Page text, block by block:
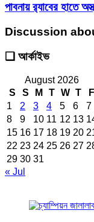
পাবনায় র‌্যাবের হাতে
Discussion
❑ আর্কাইভ
August 2026
S
S M T W T
F
1
2 3 4 5 6
7
8
9 10 11 12 13
15 16 17 18 19 20
22 23 24 25 26 27
29 30 31
« Jul